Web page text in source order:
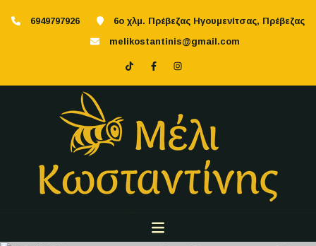
6949797926
6ο χλμ. Πρέβεζας Ηγουμενίτσας, Πρέβεζας
melikostantinis@gmail.com